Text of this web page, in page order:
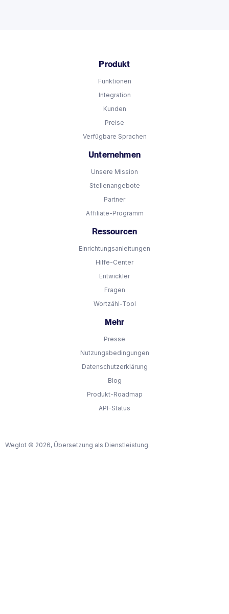
Produkt
Funktionen
Integration
Kunden
Preise
Verfügbare Sprachen
Unternehmen
Unsere Mission
Stellenangebote
Partner
Affiliate-Programm
Ressourcen
Einrichtungsanleitungen
Hilfe-Center
Entwickler
Fragen
Wortzähl-Tool
Mehr
Presse
Nutzungsbedingungen
Datenschutzerklärung
Blog
Produkt-Roadmap
API-Status
Weglot © 2026, Übersetzung als Dienstleistung.